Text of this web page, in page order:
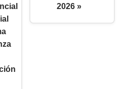
2026 »